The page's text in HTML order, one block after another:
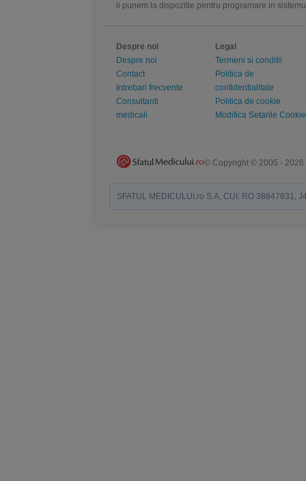
ii punem la dispozitie pentru programare in
Despre noi
Despre noi
Contact
Intrebari frecvente
Consultanti
medicali
Legal
Termeni si conditii
Politica de
confidentialitate
Politica de cookie
Modifica Setarile Cookie
© Copyright © 2005 - 2026
SFATUL MEDICULUI.ro S.A, CUI: RO 38847631,